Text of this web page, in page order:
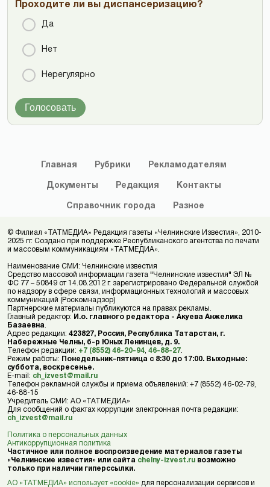
Проходите ли вы диспансеризацию?
Да
Нет
Нерегулярно
Голосовать
Главная Рубрики Рекламодателям
Документы Редакция Контакты
Справочник города Разное
© Филиал «ТАТМЕДИА» Редакция газеты «Челнинские Известия», 2010-
2025 гг. Создано при поддержке Республиканского агентства по печати
и массовым коммуникациям «ТАТМЕДИА».
Наименование СМИ: Челнинские известия
Средство массовой информации газета "Челнинские известия" ЭЛ №
ФС 77 – 50849 от 14.08.2012 г. зарегистрировано Федеральной службой
по надзору в сфере связи, информационных технологий и массовых
коммуникаций (Роскомнадзор)
Партнерские материалы публикуются на правах рекламы.
Главный редактор: И.о. главного редактора - Акуева Анжелика
Базаевна.
Адрес редакции: 423827, Россия, Республика Татарстан, г.
Набережные Челны, б-р Юных Ленинцев, д. 9.
Телефон редакции: +7 (8552) 46-20-94, 46-88-27.
Режим работы: Понедельник–пятница с 8:30 до 17:00. Выходные:
суббота, воскресенье.
E-mail: ch_izvest@mail.ru
Телефон рекламной службы и приема объявлений: +7 (8552) 46-02-79,
46-88-15
Учредитель СМИ: АО «ТАТМЕДИА»
Для сообщений о фактах коррупции электронная почта редакции:
ch_izvest@mail.ru
Политика о персональных данных
Антикоррупционная политика
Частичное или полное воспроизведение материалов газеты
«Челнинские известия» или сайта chelny-izvest.ru возможно
только при наличии гиперссылки.
АО «ТАТМЕДИА» использует «cookie» для персонализации сервисов и